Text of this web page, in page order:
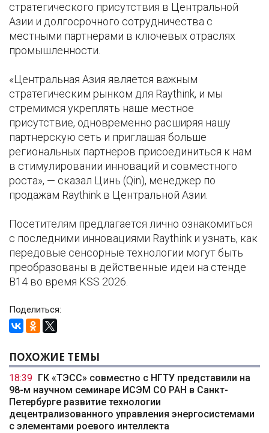
стратегического присутствия в Центральной
Азии и долгосрочного сотрудничества с
местными партнерами в ключевых отраслях
промышленности.
«Центральная Азия является важным
стратегическим рынком для Raythink, и мы
стремимся укреплять наше местное
присутствие, одновременно расширяя нашу
партнерскую сеть и приглашая больше
региональных партнеров присоединиться к нам
в стимулировании инноваций и совместного
роста», — сказал Цинь (Qin), менеджер по
продажам Raythink в Центральной Азии.
Посетителям предлагается лично ознакомиться
с последними инновациями Raythink и узнать, как
передовые сенсорные технологии могут быть
преобразованы в действенные идеи на стенде
B14 во время KSS 2026.
Поделиться:
ПОХОЖИЕ ТЕМЫ
18:39
ГК «ТЭСС» совместно с НГТУ представили на
98-м научном семинаре ИСЭМ СО РАН в Санкт-
Петербурге развитие технологии
децентрализованного управления энергосистемами
с элементами роевого интеллекта